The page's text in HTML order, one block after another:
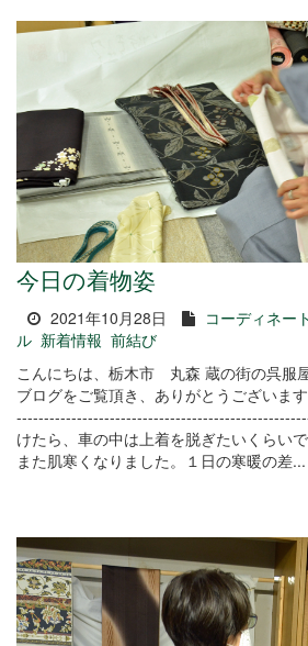
今日の着物姿
2021年10月28日 コーディネート
ル 新着情報 前結び
こんにちは、栃木市 丸森 蔵の街の呉服
ブログをご覧頂き、ありがとうございま
けたら、車の中は上着を脱ぎたいくらい
また肌寒くなりました。１日の寒暖の差...